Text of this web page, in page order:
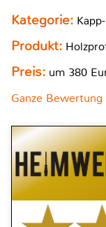
Kategorie:
Produkt:
Preis: um 380
Ganze Bewertung